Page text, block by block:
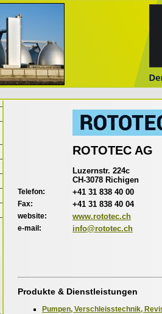
ROTOTEC AG
Luzernstr. 224c
CH-3078 Richigen
Telefon: +41 31 838 40 00
Fax: +41 31 838 40 04
website: www.rototec.ch
e-mail: info@rototec.ch
Produkte & Dienstleistungen
Pumpen, Verschleisstechnik,